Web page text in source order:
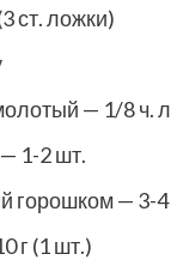
ст. ложки)
— 1/8 ч.
1-2 шт.
горошком — 3-
г (1 шт.)